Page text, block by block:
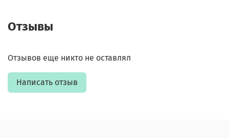
Отзывы
Отзывов еще никто не оставлял
Написать отзыв